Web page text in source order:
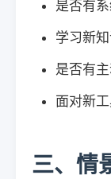
是否有
学习新
是否有
面对新
三、情